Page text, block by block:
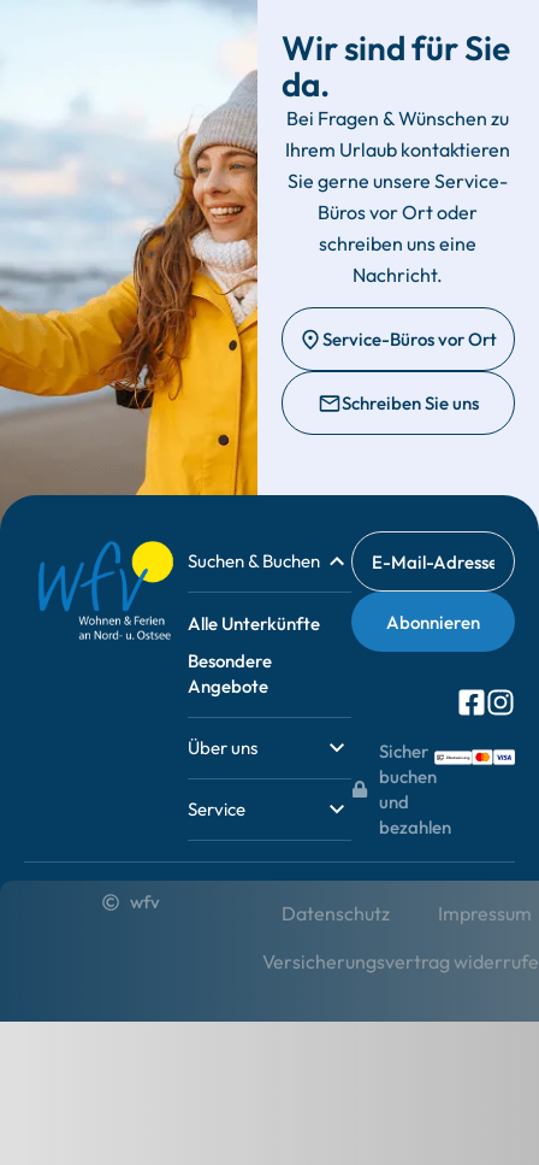
Wir sind für Sie
da.
Bei Fragen & Wünschen zu
Ihrem Urlaub kontaktieren
Sie gerne unsere Service-
Büros vor Ort oder
schreiben uns eine
Nachricht.
Service-Büros vor Ort
Schreiben Sie uns
Suchen & Buchen
Alle Unterkünfte
Besondere
Angebote
Über uns
Service
Sicher
buchen
und
bezahlen
wfv Datenschutz
Impressum
Versicherungsvertrag